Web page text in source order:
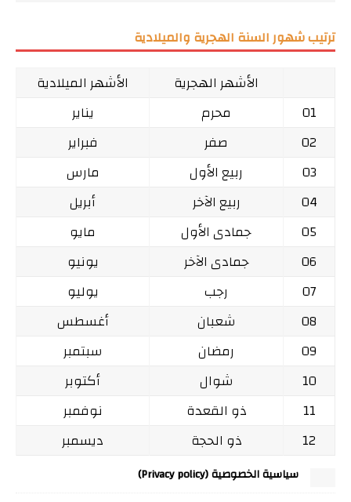
ترتيب شهور السنة الهجرية والميلادية
الأشهر الهجرية
الأشهر الميلادية
01
محرم
يناير
02
صفر
فبراير
03
ربيع الأول
مارس
04
ربيع الآخر
أبريل
05
جمادى الأول
مايو
06
جمادى الآخر
يونيو
07
رجب
يوليو
08
شعبان
أغسطس
09
رمضان
سبتمبر
10
شوال
أكتوبر
11
ذو القعدة
نوفمبر
12
ذو الحجة ديسمبر
سياسية الخصوصية (Privacy policy)